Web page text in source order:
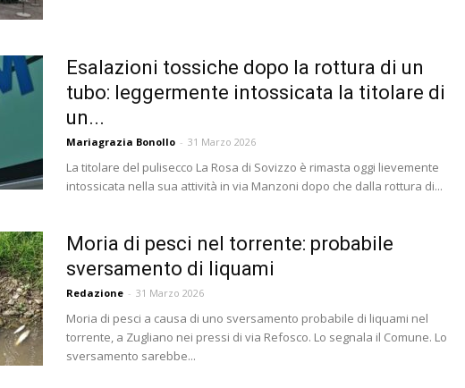
Esalazioni tossiche dopo la rottura di un
tubo: leggermente intossicata la titolare di
un...
Mariagrazia Bonollo - 31 Marzo 2026
La titolare del pulisecco La Rosa di Sovizzo è rimasta oggi lievemente
intossicata nella sua attività in via Manzoni dopo che dalla rottura di...
Moria di pesci nel torrente: probabile
sversamento di liquami
Redazione - 31 Marzo 2026
Moria di pesci a causa di uno sversamento probabile di liquami nel
torrente, a Zugliano nei pressi di via Refosco. Lo segnala il Comune. Lo
sversamento sarebbe...